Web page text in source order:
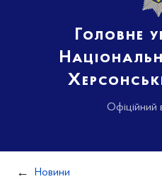
Головне
Офіційний
Новини